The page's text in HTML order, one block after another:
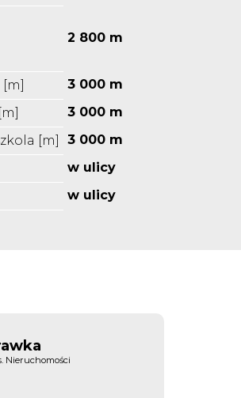
2 800 m
3 000 m
3 000 m
[m]
3 000 m
w ulicy
w ulicy
Nieruchomości